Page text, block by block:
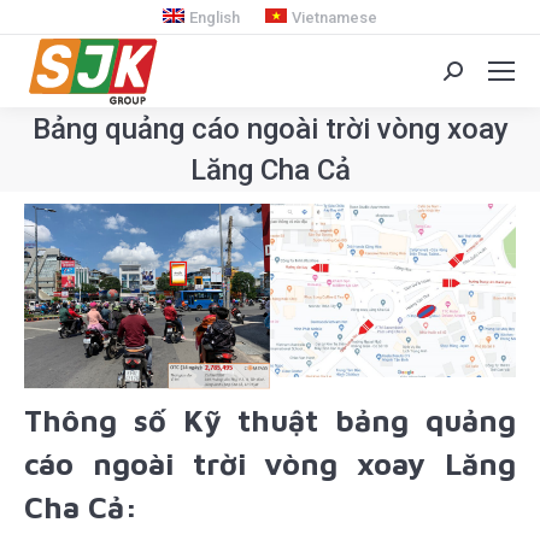
English Vietnamese
Search:
Bảng quảng cáo ngoài trời vòng xoay
Lăng Cha Cả
You are here:
Thông số Kỹ thuật bảng quảng
cáo ngoài trời vòng xoay Lăng
Cha Cả: